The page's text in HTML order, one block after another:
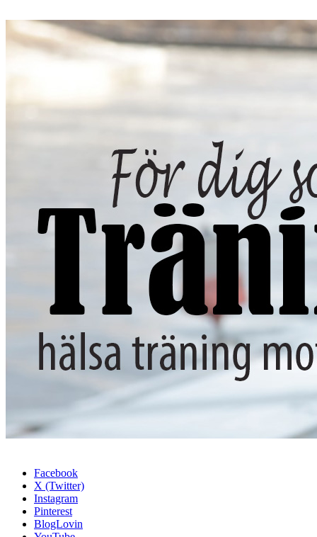
Facebook
X (Twitter)
Instagram
Pinterest
BlogLovin